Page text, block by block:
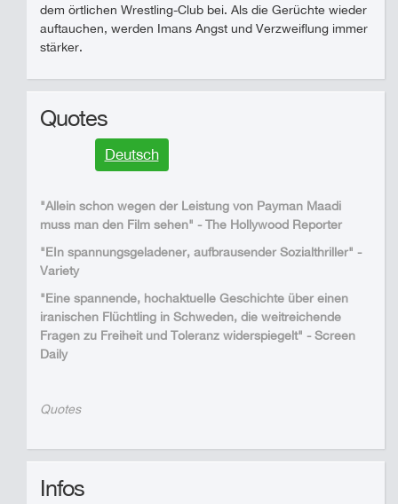
dem örtlichen Wrestling-Club bei. Als die Gerüchte wieder
auftauchen, werden Imans Angst und Verzweiflung immer
stärker.
Quotes
Deutsch
"Allein schon wegen der Leistung von Payman Maadi
muss man den Film sehen" - The Hollywood Reporter
"EIn spannungsgeladener, aufbrausender Sozialthriller" -
Variety
"Eine spannende, hochaktuelle Geschichte über einen
iranischen Flüchtling in Schweden, die weitreichende
Fragen zu Freiheit und Toleranz widerspiegelt" - Screen
Daily
Quotes
Infos